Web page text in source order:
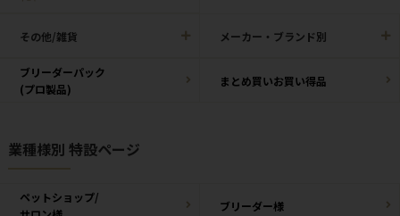
その他/雑貨 メーカー・ブランド別
ブリーダーパック
(プロ製品)
まとめ買いお買い得品
業種様別 特設ページ
ペットショップ/
ブリーダー様